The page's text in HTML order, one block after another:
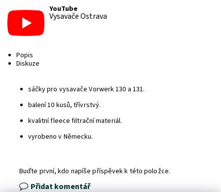
YouTube
Vysavače Ostrava
Popis
Diskuze
sáčky pro vysavače Vorwerk 130 a 131.
balení 10 kusů, třívrstvý.
kvalitní fleece filtrační materiál.
vyrobeno v Německu.
Buďte první, kdo napíše příspěvek k této položce.
Přidat komentář